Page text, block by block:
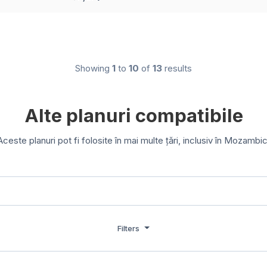
Showing 1 to 10 of 13 results
Alte planuri compatibile
planuri pot fi folosite în mai multe țări, inclusiv în
Filters